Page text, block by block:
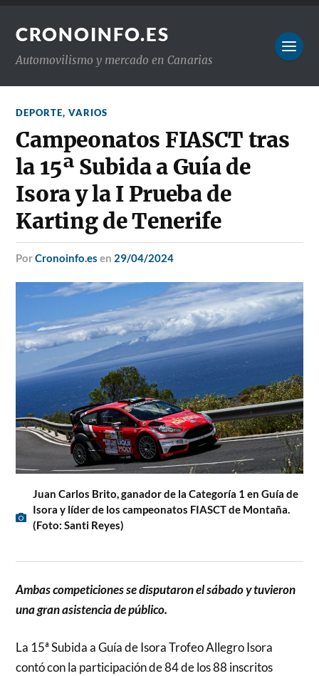
CRONOINFO.ES
Automovilismo y mercado en Canarias
DEPORTE,VARIOS
Campeonatos FIASCT tras
la 15ª Subida a Guía de
Isora y la I Prueba de
Karting de Tenerife
porCronoinfo.es en 29/04/2024
Juan Carlos Brito, ganador de la Categoría 1 en Guía de
Isora y líder de los campeonatos FIASCT de Montaña.
(Foto: Santi Reyes)
Ambas competiciones se disputaron el sábado y tuvieron
una gran asistencia de público.
La 15ª Subida a Guía de Isora Trofeo Allegro Isora
contó con la participación de 84 de los 88 inscritos